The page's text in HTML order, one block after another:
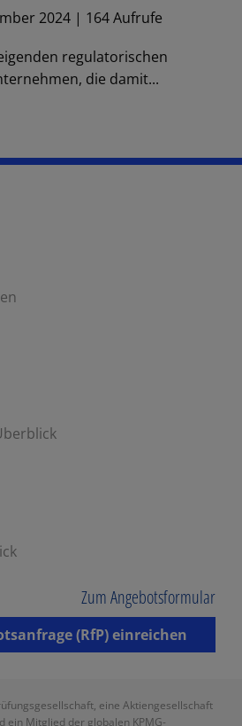
2024 | 164 Aufrufe
regulatorischen
die damit...
Zum Angebotsformular
(RfP) einreichen
eine Aktiengesellschaft
ein Mitglied der globalen KPMG-